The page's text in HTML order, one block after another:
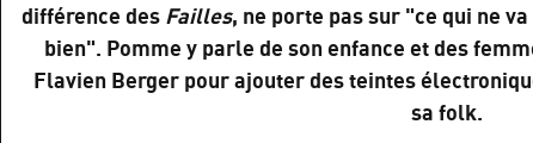
différence des Failles, ne porte pas sur "ce qui ne
bien". Pomme y parle de son enfance et des
Flavien Berger pour ajouter des teintes
sa folk.